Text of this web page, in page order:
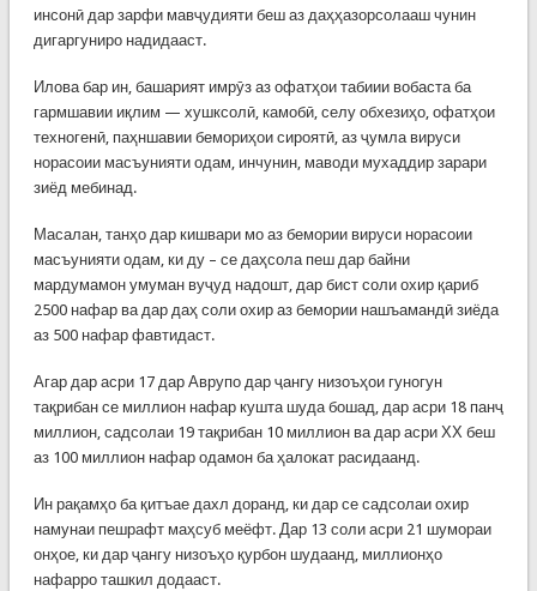
инсонӣ дар зарфи мавҷудияти беш аз даҳҳазорсолааш чунин
дигаргуниро надидааст.
Илова бар ин, башарият имрӯз аз офатҳои табиии вобаста ба
гармшавии иқлим — хушксолӣ, камобӣ, селу обхезиҳо, офатҳои
техногенӣ, паҳншавии бемориҳои сироятӣ, аз ҷумла вируси
норасоии масъунияти одам, инчунин, маводи мухаддир зарари
зиёд мебинад.
Масалан, танҳо дар кишвари мо аз бемории вируси норасоии
масъунияти одам, ки ду – се даҳсола пеш дар байни
мардумамон умуман вуҷуд надошт, дар бист соли охир қариб
2500 нафар ва дар даҳ соли охир аз бемории нашъамандӣ зиёда
аз 500 нафар фавтидаст.
Агар дар асри 17 дар Аврупо дар ҷангу низоъҳои гуногун
тақрибан се миллион нафар кушта шуда бошад, дар асри 18 панҷ
миллион, садсолаи 19 тақрибан 10 миллион ва дар асри ХХ беш
аз 100 миллион нафар одамон ба ҳалокат расидаанд.
Ин рақамҳо ба қитъае дахл доранд, ки дар се садсолаи охир
намунаи пешрафт маҳсуб меёфт. Дар 13 соли асри 21 шумораи
онҳое, ки дар ҷангу низоъҳо қурбон шудаанд, миллионҳо
нафарро ташкил додааст.